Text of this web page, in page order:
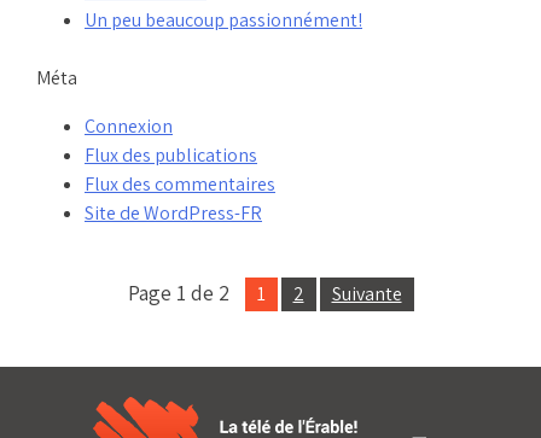
Un peu beaucoup passionnément!
Méta
Connexion
Flux des publications
Flux des commentaires
Site de WordPress-FR
Page 1 de 2 1 2 Suivante